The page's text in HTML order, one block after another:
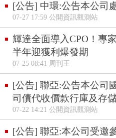
[公告] 中環:公告本公司
07-27 17:59 公開資訊觀測站
輝達全面導入CPO！專
半年迎獲利爆發期
07-25 08:41 周刊王
[公告] 聯亞:公告本公司
司債代收價款行庫及存
07-22 14:21 公開資訊觀測站
[公告] 聯亞:本公司受邀